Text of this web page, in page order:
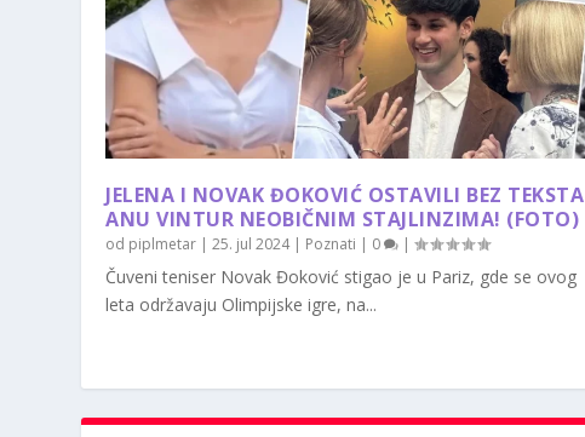
JELENA I NOVAK ĐOKOVIĆ OSTAVILI BEZ TEKSTA
ANU VINTUR NEOBIČNIM STAJLINZIMA! (FOTO)
od piplmetar |25. jul 2024| Poznati | 0 |
Čuveni teniser Novak Đoković stigao je u Pariz, gde se ovog
leta održavaju Olimpijske igre, na...